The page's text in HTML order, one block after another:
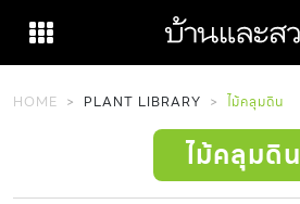
content
HOME PLANT LIBRARY ไม้คลุมดิน
ไม้คลุมดิน